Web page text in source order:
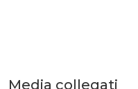
Media collegati